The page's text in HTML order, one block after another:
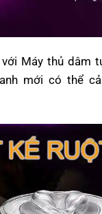
Máy thủ dâm
mới có thể